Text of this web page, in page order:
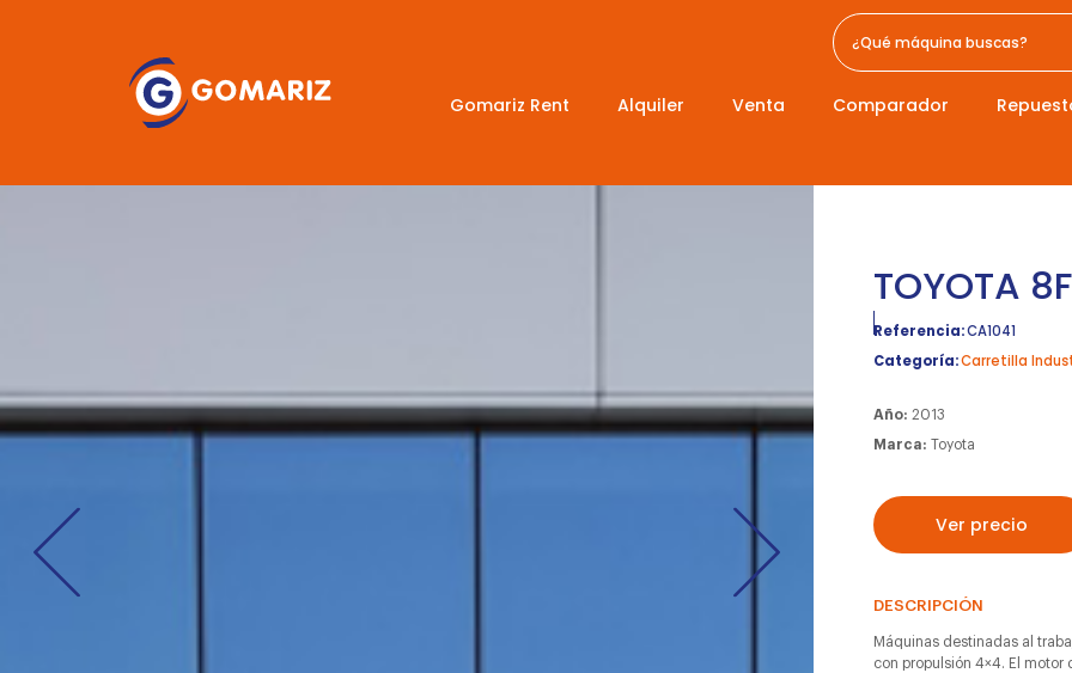
Gomariz Rent Alquiler Venta Comparador
TOYOTA
Referencia:CA1041
Categoría:Carretilla
Año:2013
Marca: Toyota
Ver precio
DESCRIPCIÓN
Máquinas destinadas al
con propulsión 4×4. El